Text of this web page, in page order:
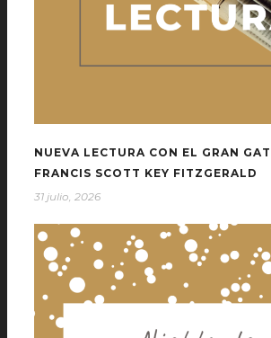
NUEVA LECTURA CON EL GRAN
FRANCIS SCOTT KEY FITZGERALD
31 julio, 2026